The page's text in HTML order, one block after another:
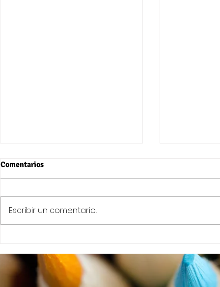
Comentarios
Escribir un comentario...